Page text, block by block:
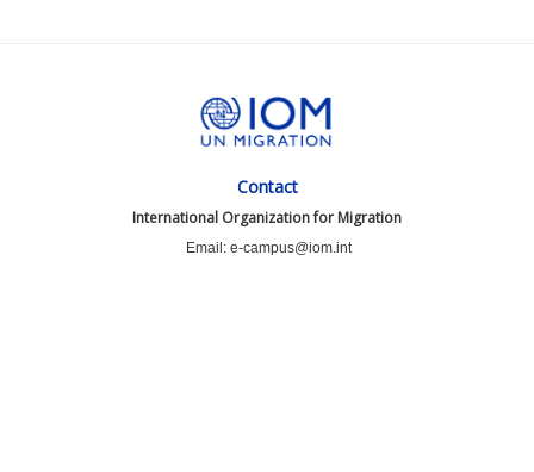
Contact
International Organization for Migration
Email: e-campus@iom.int